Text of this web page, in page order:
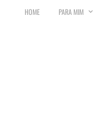
HOME PARA MIM